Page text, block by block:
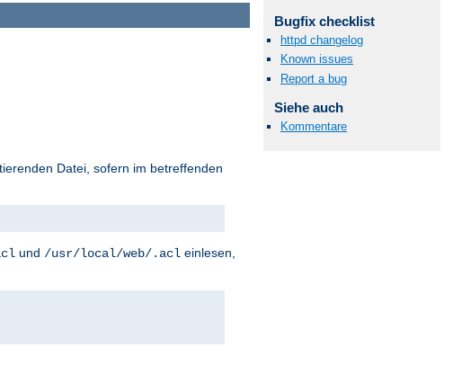
Bugfix checklist
httpd changelog
Known issues
Report a bug
Siehe auch
Kommentare
Datei, sofern im betreffenden
und /usr/local/web/.acl einlesen,